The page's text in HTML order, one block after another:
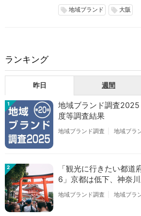
local_offer 地域ブランド local_offer 大阪
ランキング
昨日 週間
1
地域ブランド調査
度等調査結果
地域ブランド調査 地域ブラ
2
「観光に行きたい都
6」京都は低下、神奈
地域ブランド調査 地域ブラ